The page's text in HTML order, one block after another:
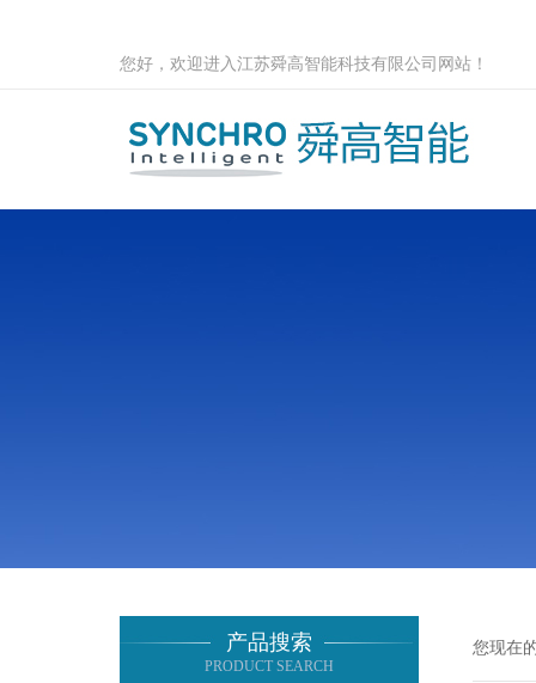
您好，欢迎进入江苏舜高智能科技有限公司网站！
产品搜索
PRODUCT SEARCH
您现在